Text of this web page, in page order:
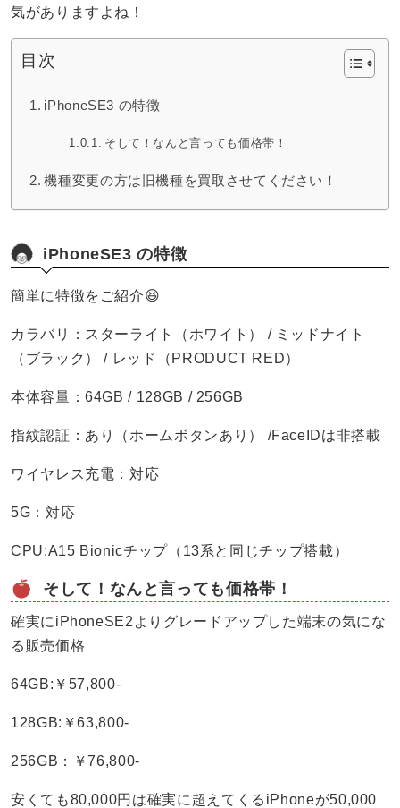
気がありますよね！
目次
iPhoneSE3 の特徴
そして！なんと言っても価格帯！
機種変更の方は旧機種を買取させてください！
iPhoneSE3 の特徴
簡単に特徴をご紹介😆
カラバリ：スターライト（ホワイト） / ミッドナイト
（ブラック） / レッド（PRODUCT RED）
本体容量：64GB / 128GB / 256GB
指紋認証：あり（ホームボタンあり） /FaceIDは非搭載
ワイヤレス充電：対応
5G：対応
CPU:A15 Bionicチップ（13系と同じチップ搭載）
そして！なんと言っても価格帯！
確実にiPhoneSE2よりグレードアップした端末の気にな
る販売価格
64GB:￥57,800-
128GB:￥63,800-
256GB：￥76,800-
安くても80,000円は確実に超えてくるiPhoneが50,000